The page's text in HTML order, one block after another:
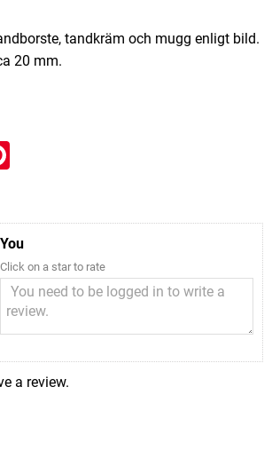
tandkräm och mugg enligt bild.
20 mm.
You
Click on a star to rate
a review.